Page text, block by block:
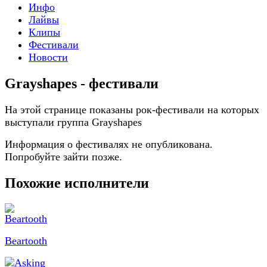
Инфо
Лайвы
Клипы
Фестивали
Новости
Grayshapes - фестивали
На этой странице показаны рок-фестивали на которых
выступали группа Grayshapes
Информация о фестивалях не опубликована.
Попробуйте зайти позже.
Похожие исполнители
Beartooth